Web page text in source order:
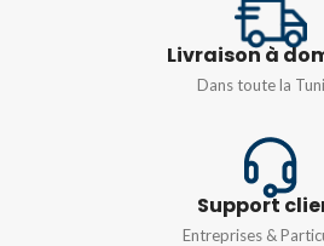
Livraison à
Dans toute la
Support
Entreprises &